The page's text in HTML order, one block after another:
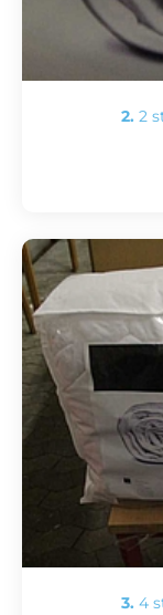
2. 2
3. 4